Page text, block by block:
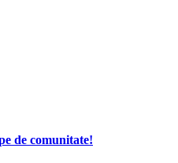
de comunitate!